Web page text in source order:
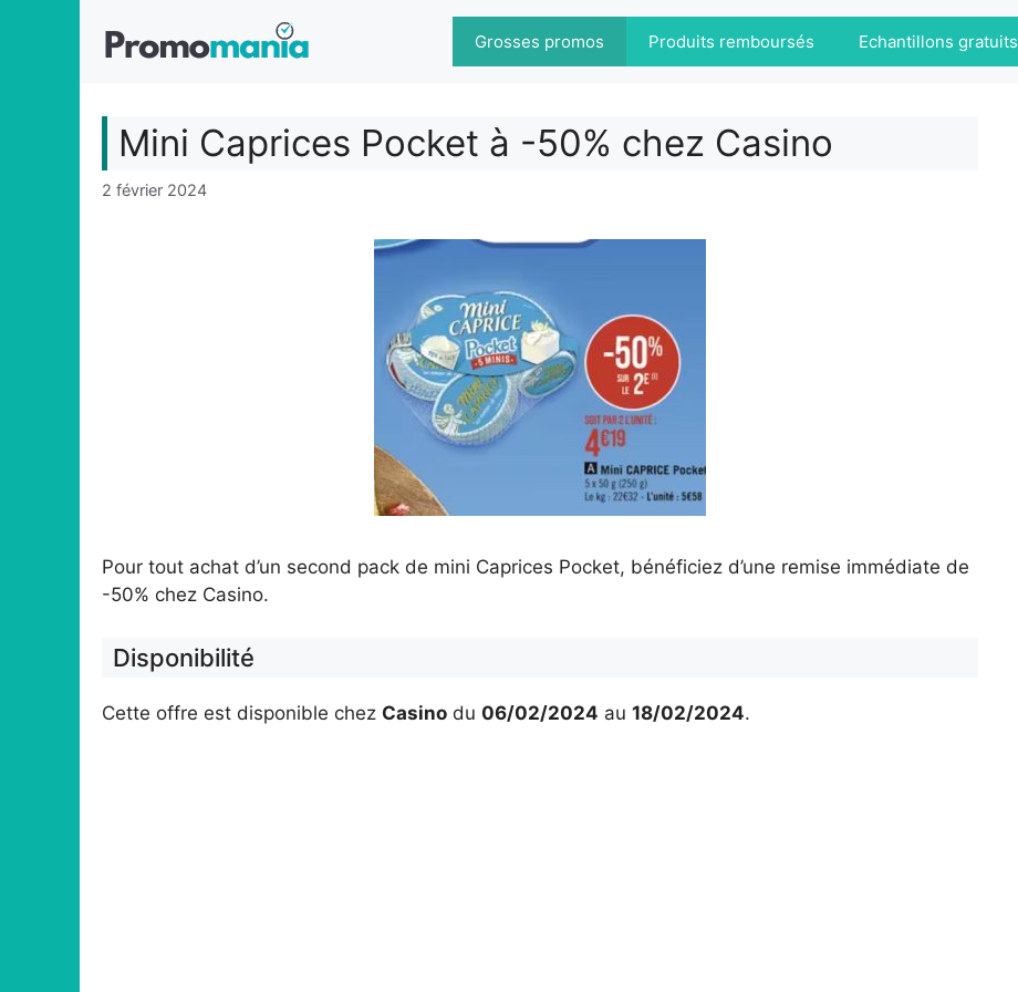
Grosses promos Produits remboursés Echantillons gratuits
Mini Caprices Pocket à -50% chez Casino
2 février 2024
Pour tout achat d’un second pack de mini Caprices Pocket, bénéficiez d’une remise immédiate de
-50% chez Casino.
Disponibilité
Cette offre est disponible chez Casino du 06/02/2024 au 18/02/2024.